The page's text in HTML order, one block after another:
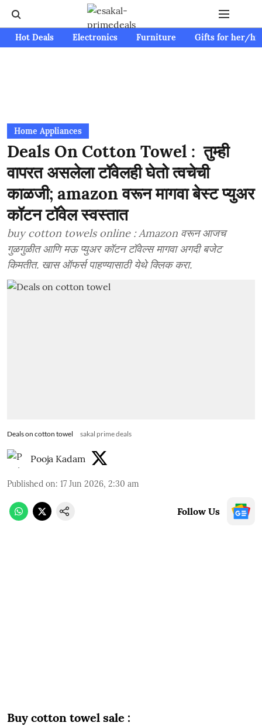
Hot Deals Electronics Furniture Gifts for her/
Home Appliances
Deals On Cotton Towel : तुम्ही
वापरत असलेला टॉवेलही घेतो त्वचेची
काळजी; amazon वरून मागवा बेस्ट प्युअर
कॉटन टॉवेल स्वस्तात
buy cotton towels online : Amazon वरून आजच
गुळगुळीत आणि मऊ प्युअर कॉटन टॉवेल्स मागवा अगदी बजेट
किमतीत. खास ऑफर्स पाहण्यासाठी येथे क्लिक करा.
Deals on cotton towel sakal prime deals
Pooja Kadam
Published on: 17 Jun 2026, 2:30 am
Follow Us
Buy cotton towel sale :